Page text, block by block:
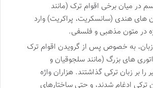
در میان برخی اقوام ترک (مانند
های هندی (سانسکریت، پراکریت) وارد
در متون مذهبی و فلسفی.
به خصوص پس از گرویدن اقوام ترک
های بزرگ (مانند سلجوقیان و
را بر زبان ترکی گذاشتند. هزاران واژه
ترکی ادغام شدند، و حتی ساختارهای